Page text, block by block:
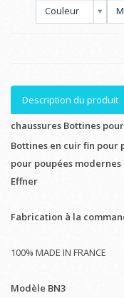
Couleur
Description du produit
chaussures Bottines
Bottines en cuir fin pour
pour poupées
Effner
Fabrication à la
100% MADE IN FRANCE
Modèle BN3